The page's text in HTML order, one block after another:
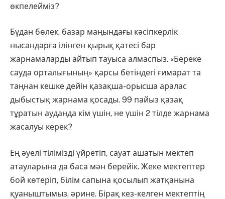
өкпелейміз?
Бұдан бөлек, базар маңындағы кәсіпкерлік
нысандарға ілінген қырық қатесі бар
жарнамаларды айтып тауыса алмаспыз. «Береке
сауда орталығының» қарсы бетіндегі ғимарат та
таңнан кешке дейін қазақша-орысша аралас
дыбыстық жарнама қосады. 99 пайыз қазақ
тұратын ауданда кім үшін, не үшін 2 тілде жарнама
жасалуы керек?
Ең әуелі тілімізді үйретіп, сауат ашатын мектеп
атауларына да баса мән берейік. Жеке мектептер
бой көтеріп, білім сапына қосылып жатқанына
қуаныштымыз, әрине. Бірақ кез-келген мектептің